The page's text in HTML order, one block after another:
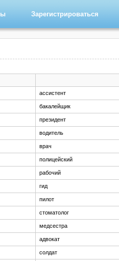
Зарегистрироваться
ассистент
бакалейщик
президент
водитель
врач
полицейский
рабочий
гид
пилот
стоматолог
медсестра
адвокат
солдат